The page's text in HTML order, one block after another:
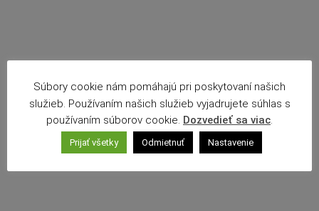
Súbory cookie nám pomáhajú pri poskytovaní našich
služieb. Používaním našich služieb vyjadrujete súhlas s
používaním súborov cookie. Dozvedieť sa viac
Prijať všetky Odmietnuť Nastavenie